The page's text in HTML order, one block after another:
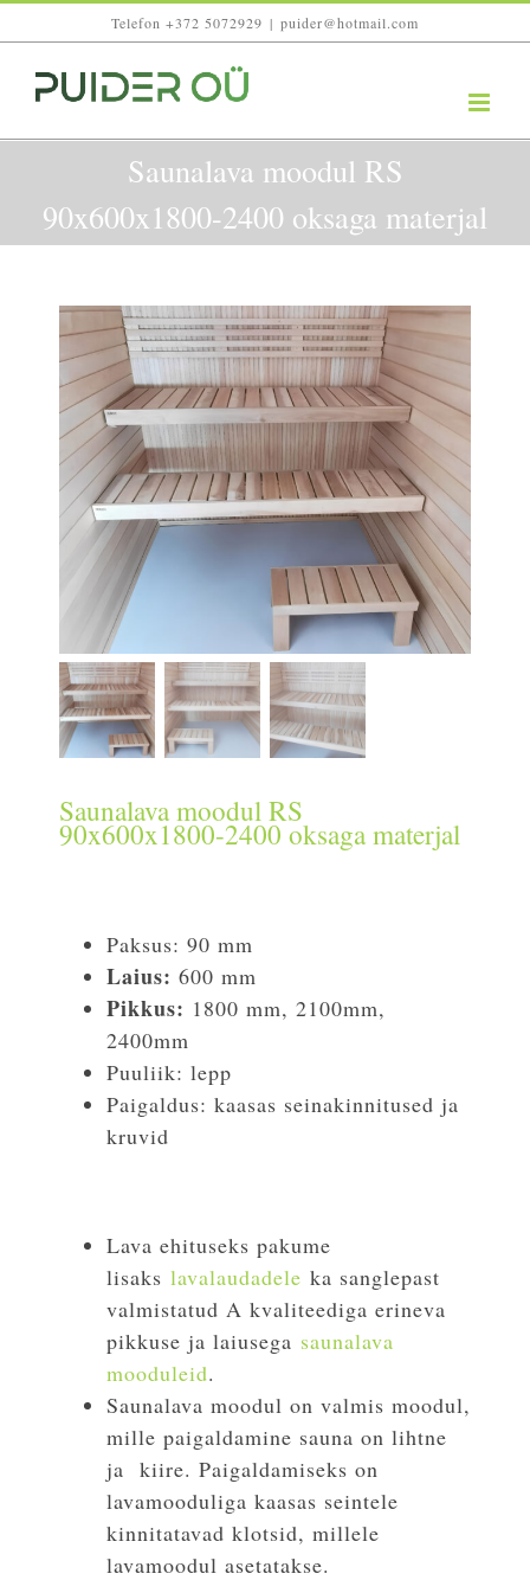
to
content
Telefon +372 5072929 | puider@hotmail.com
Saunalava moodul RS
90x600x1800-2400 oksaga materjal
Saunalava moodul RS
90x600x1800-2400 oksaga materjal
Paksus: 90 mm
Laius: 600 mm
Pikkus: 1800 mm, 2100mm,
2400mm
Puuliik: lepp
Paigaldus: kaasas seinakinnitused ja
kruvid
Lava ehituseks pakume
lisaks lavalaudadele ka sanglepast
valmistatud A kvaliteediga erineva
pikkuse ja laiusega saunalava
mooduleid.
Saunalava moodul on valmis moodul,
mille paigaldamine sauna on lihtne
ja kiire. Paigaldamiseks on
lavamooduliga kaasas seintele
kinnitatavad klotsid, millele
lavamoodul asetatakse.